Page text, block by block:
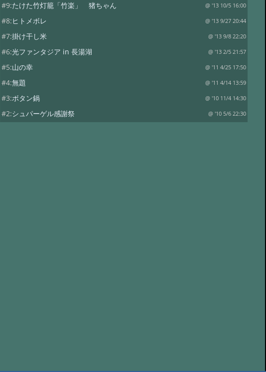
#9:たけた竹灯籠「竹楽」 猪ちゃん @ '13 10/5 16:00
#8:ヒトメボレ @ '13 9/27 20:44
#7:掛け干し米 @ '13 9/8 22:20
#6:光ファンタジア in 長湯湖 @ '13 2/5 21:57
#5:山の幸 @ '11 4/25 17:50
#4:無題 @ '11 4/14 13:59
#3:ボタン鍋 @ '10 11/4 14:30
#2:シュパーゲル感謝祭 @ '10 5/6 22:30